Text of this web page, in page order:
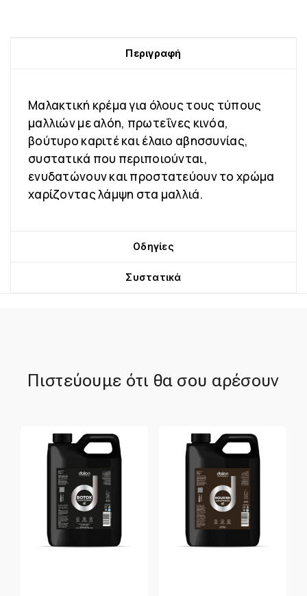
Περιγραφή
Μαλακτική κρέμα για όλους τους τύπους
μαλλιών με αλόη, πρωτεΐνες κινόα,
βούτυρο καριτέ και έλαιο αβησσυνίας,
συστατικά που περιποιούνται,
ενυδατώνουν και προστατεύουν το χρώμα
χαρίζοντας λάμψη στα μαλλιά.
Οδηγίες
Συστατικά
Πιστεύουμε ότι θα σου αρέσουν